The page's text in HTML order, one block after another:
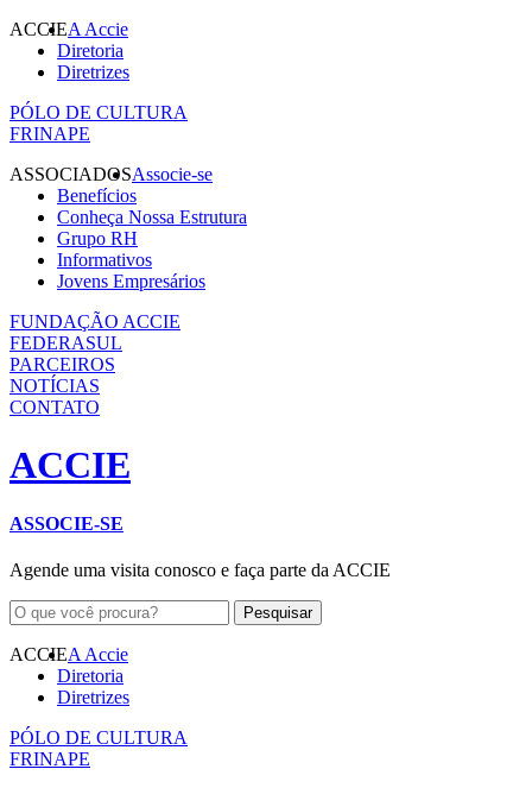
ACCIEA Accie
Diretoria
Diretrizes
PÓLO DE CULTURA
FRINAPE
ASSOCIADOSAssocie-se
Benefícios
Conheça Nossa Estrutura
Grupo RH
Informativos
Jovens Empresários
FUNDAÇÃO ACCIE
FEDERASUL
PARCEIROS
NOTÍCIAS
CONTATO
ACCIE
ASSOCIE-SE
Agende uma visita conosco e faça parte da ACCIE
ACCIEA Accie
Diretoria
Diretrizes
PÓLO DE CULTURA
FRINAPE